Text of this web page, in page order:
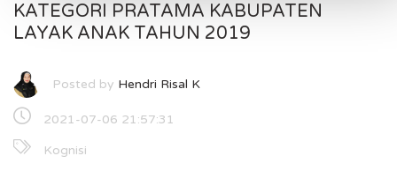
KATEGORI PRATAMA KABUPATEN
LAYAK ANAK TAHUN 2019
Posted by Hendri Risal K
2021-07-06 21:57:31
Kognisi